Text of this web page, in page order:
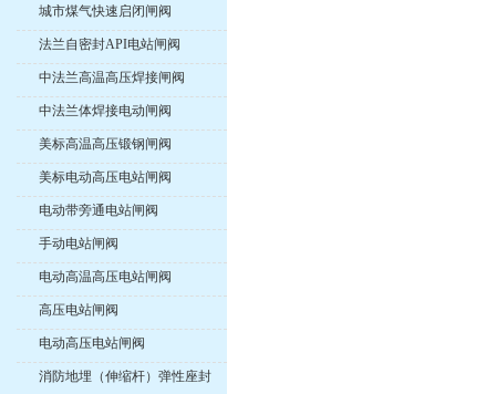
城市煤气快速启闭闸阀
法兰自密封API电站闸阀
中法兰高温高压焊接闸阀
中法兰体焊接电动闸阀
美标高温高压锻钢闸阀
美标电动高压电站闸阀
电动带旁通电站闸阀
手动电站闸阀
电动高温高压电站闸阀
高压电站闸阀
电动高压电站闸阀
消防地埋（伸缩杆）弹性座封